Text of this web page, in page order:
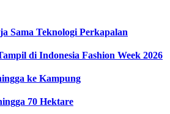
Sama Teknologi Perkapalan
di Indonesia Fashion Week 2026
ke Kampung
70 Hektare